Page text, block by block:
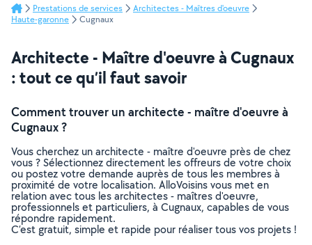
Prestations de services
Architectes - Maîtres d'oeuvre
Haute-garonne
Cugnaux
Architecte - Maître d'oeuvre à Cugnaux
: tout ce qu’il faut savoir
Comment trouver un architecte - maître d'oeuvre à
Cugnaux ?
Vous cherchez un architecte - maître d'oeuvre près de chez
vous ? Sélectionnez directement les offreurs de votre choix
ou postez votre demande auprès de tous les membres à
proximité de votre localisation. AlloVoisins vous met en
relation avec tous les architectes - maîtres d'oeuvre,
professionnels et particuliers, à Cugnaux, capables de vous
répondre rapidement.
C’est gratuit, simple et rapide pour réaliser tous vos projets !